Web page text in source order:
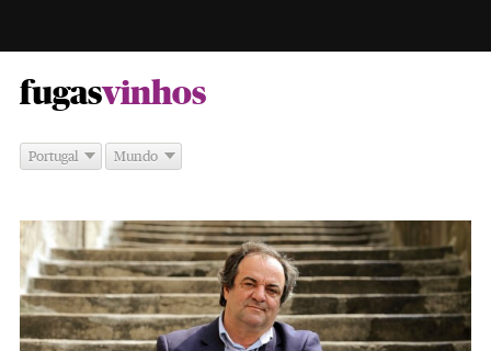
fugas -
vinhos
Portugal Mundo